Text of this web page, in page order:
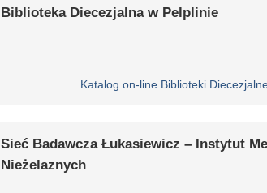
Biblioteka Diecezjalna w Pelplinie
Katalog on-line Biblioteki
Sieć Badawcza Łukasiewicz – Instytut
Nieżelaznych